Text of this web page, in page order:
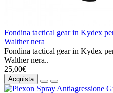
Fondina tactical gear in Kydex
Walther nera
Fondina tactical gear in Kydex
Walther nera..
25,00€
Acquista